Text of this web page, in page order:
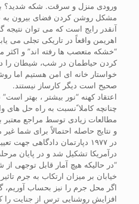
ورودی منزل و سرقت. شکه شدید؟
مشکل روشن کردن فضای بیرون به
آنقدر رایج است که می توان نتیجه
اهریمن واقعاً در تاریکی تجلی می
“خشکه متعصب ها رفته اند” و اکثر
کردن حیاطمان در شب، شیطان را
خواستار خانه ای امن هستیم اما
صحیح است دیگر کارساز نیستند.
اعتقاد کهنه “نور بیشتر ، بهتر
چنانچه کاملا ًنسبت به راه حل های
مطالعات زیادی توسط مراجع
و نتایج حاصله احتمالاً برای شما
در ۱۹۷۷ دپارتمان دادگاهی
“در حالیکه هیچ آمار قابل توجهی
خیابان بر میزان ارتکاب به جرم
اگر محل جرم را نیز بحساب آوریم،
افزایش روشنایی ترس از جنایت